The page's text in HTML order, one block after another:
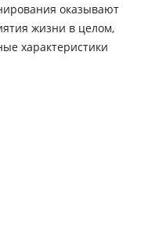
оказывают
жизни в целом,
характеристики